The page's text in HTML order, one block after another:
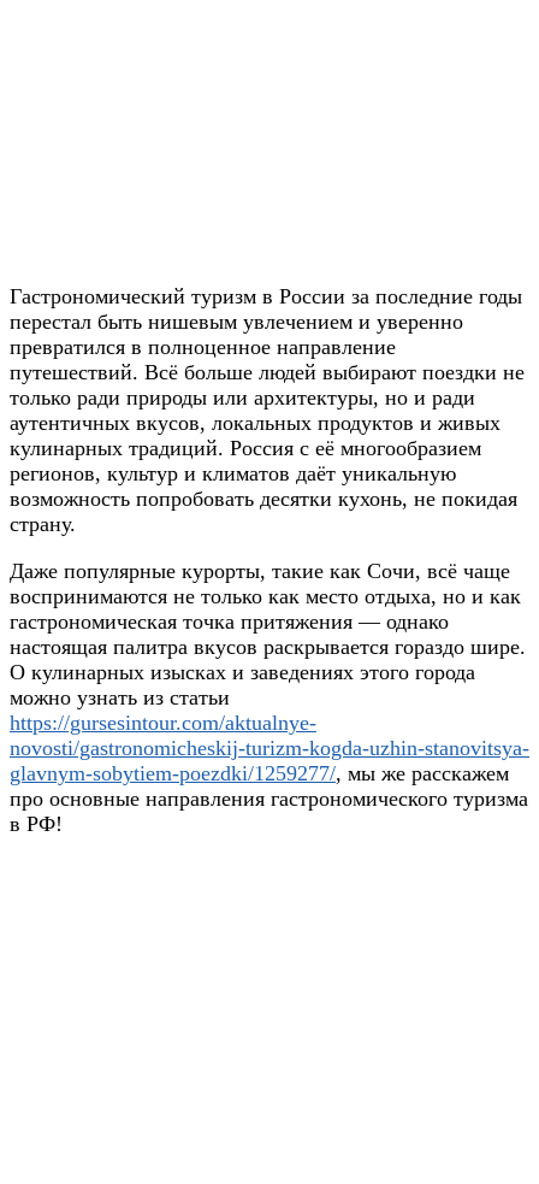
Гастрономический туризм в России за последние годы
перестал быть нишевым увлечением и уверенно
превратился в полноценное направление
путешествий. Всё больше людей выбирают поездки не
только ради природы или архитектуры, но и ради
аутентичных вкусов, локальных продуктов и живых
кулинарных традиций. Россия с её многообразием
регионов, культур и климатов даёт уникальную
возможность попробовать десятки кухонь, не покидая
страну.
Даже популярные курорты, такие как Сочи, всё чаще
воспринимаются не только как место отдыха, но и как
гастрономическая точка притяжения — однако
настоящая палитра вкусов раскрывается гораздо шире.
О кулинарных изысках и заведениях этого города
можно узнать из статьи
https://gursesintour.com/aktualnye-
novosti/gastronomicheskij-turizm-kogda-uzhin-stanovitsya-
glavnym-sobytiem-poezdki/1259277/, мы же расскажем
про основные направления гастрономического туризма
в РФ!